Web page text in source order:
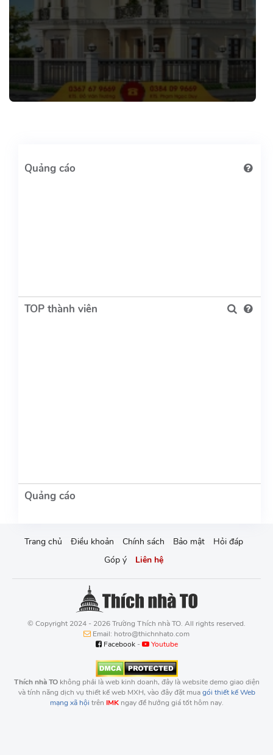
TOP thành viên
Trang chủ Điều khoản Chính sách Bảo mật
Hỏi đáp
Góp ý
Liên hệ
© Copyright 2024 - 2026 Trường Thích nhà TO. All rights reserved.
Email: hotro@thichnhato.com
Facebook- Youtube
Thích nhà TOkhông phải là web kinh doanh, đây là website demo giao diện
và tính năng dịch vụ thiết kế web MXH, vào đây đặt muagói thiết kế Web
mạng xã hội trên IMKngay để hưởng giá tốt hôm nay.